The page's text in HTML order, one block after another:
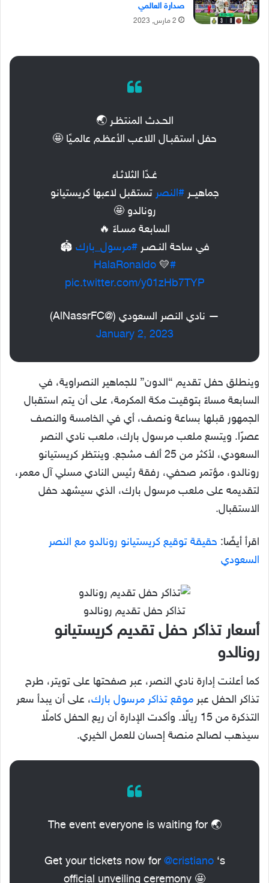
صدارة العالمي
2 مارس, 2023
الحـدث المنتظـر 🌏
حفل استقبـال اللاعب الأعظـم عالمـيًا 🤩
غـدًا الثلاثـاء
جماهيــر#النصر تستقبل لاعبها كريستيانو
رونالدو 🤩
السابعة مسـاءً 🔥
في ساحة النـصـر#مرسول_بارك 🏟️
#HalaRonaldo
💛
pic.twitter.com/y01zHb7TYP
— نادي النصر السعودي (@AlNassrFC)
January 2, 2023
وينطلق حفل تقديم “الدون” للجماهير النصراوية، في
السابعة مساءً بتوقيت مكة المكرمة، على أن يتم استقبال
الجمهور قبلها بساعة ونصف، أي في الخامسة والنصف
عصرًا. ويتسع ملعب مرسول بارك، ملعب نادي النصر
السعودي، لأكثر من 25 ألف مشجع. وينتظر كريستيانو
رونالدو، مؤتمر صحفي، رفقة رئيس النادي مسلي آل معمر،
لتقديمه على ملعب مرسول بارك، الذي سيشهد حفل
الاستقبال.
اقرأ أيضًا: حقيقة توقيع كريستيانو رونالدو مع النصر
السعودي
تذاكر حفل تقديم رونالدو
أسعار تذاكر حفل تقديم كريستيانو
رونالدو
كما أعلنت إدارة نادي النصر، عبر صفحتها على تويتر، طرح
تذاكر الحفل عبر موقع تذاكر مرسول بارك، على أن يبدأ سعر
التذكرة من 15 ريالًا. وأكدت الإدارة أن ريع الحفل كاملًا
سيذهب لصالح منصة إحسان للعمل الخيري.
The event everyone is waiting for 🌏
Get your tickets now for @cristiano‘s
official unveiling ceremony 🤩